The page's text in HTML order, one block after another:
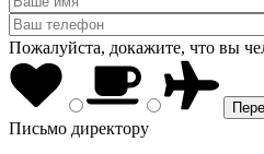
Пожалуйста, докажите, что вы
Письмо директору